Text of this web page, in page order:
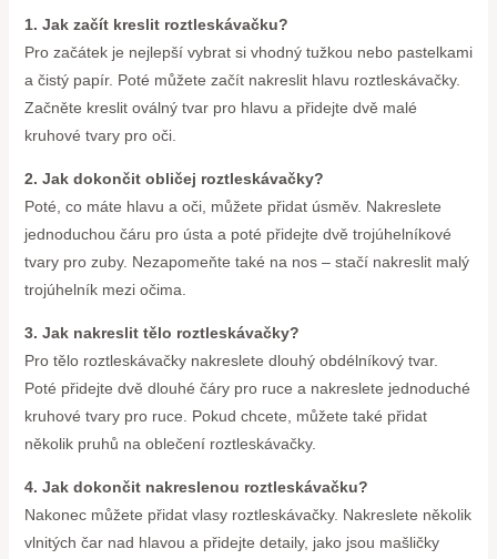
1. Jak začít kreslit roztleskávačku?
Pro začátek je nejlepší vybrat si vhodný tužkou nebo pastelkami
a čistý papír. Poté můžete začít nakreslit hlavu roztleskávačky.
Začněte kreslit oválný tvar pro hlavu a přidejte dvě malé
kruhové tvary pro oči.
2. Jak dokončit obličej roztleskávačky?
Poté, co máte hlavu a oči, můžete přidat úsměv. Nakreslete
jednoduchou čáru pro ústa a poté přidejte dvě trojúhelníkové
tvary pro zuby. Nezapomeňte také na nos – stačí nakreslit malý
trojúhelník mezi očima.
3. Jak nakreslit tělo roztleskávačky?
Pro tělo roztleskávačky nakreslete dlouhý obdélníkový tvar.
Poté přidejte dvě dlouhé čáry pro ruce a nakreslete jednoduché
kruhové tvary pro ruce. Pokud chcete, můžete také přidat
několik pruhů na oblečení roztleskávačky.
4. Jak dokončit nakreslenou roztleskávačku?
Nakonec můžete přidat vlasy roztleskávačky. Nakreslete několik
vlnitých čar nad hlavou a přidejte detaily, jako jsou mašličky